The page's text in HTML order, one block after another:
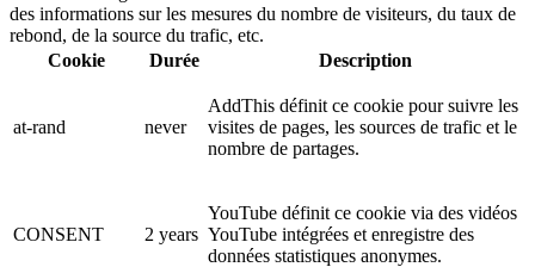
des informations sur les mesures du nombre de visiteurs, du taux de
rebond, de la source du trafic, etc.
Cookie
Durée Description
at-rand never
AddThis définit ce cookie pour suivre les
visites de pages, les sources de trafic et le
nombre de partages.
CONSENT 2 years
YouTube définit ce cookie via des vidéos
YouTube intégrées et enregistre des
données statistiques anonymes.